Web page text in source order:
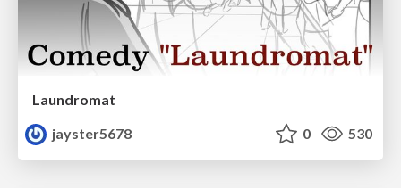
Laundromat
jayster5678
0 530